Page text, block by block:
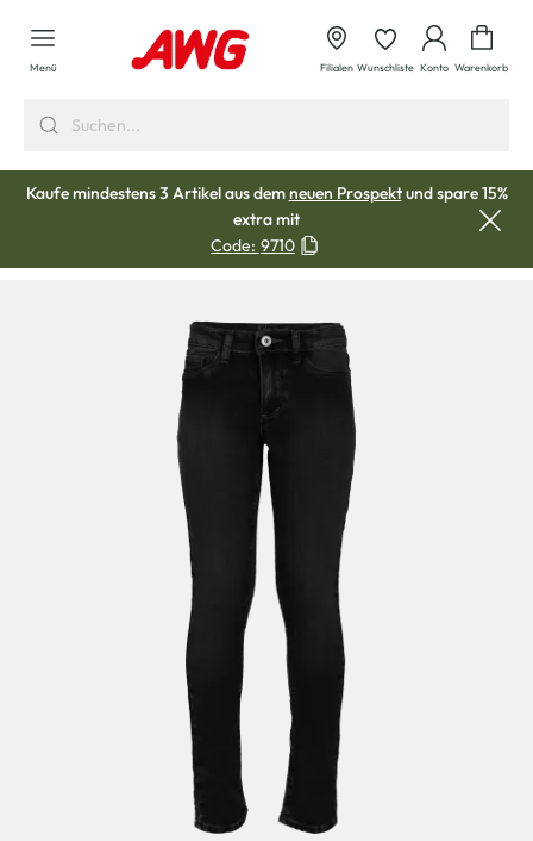
springen
Menü Filialen Wunschliste Konto Warenkorb
Kaufe mindestens 3 Artikel aus demneuen Prospektund spare 15%
extra mit
Code: 9710